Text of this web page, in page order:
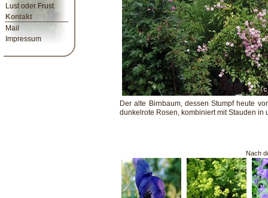
Lust oder Frust
Kontakt
Mail
Impressum
Der alte Birnbaum, dessen Stumpf heute
dunkelrote Rosen, kombiniert mit Stauden in
Nach